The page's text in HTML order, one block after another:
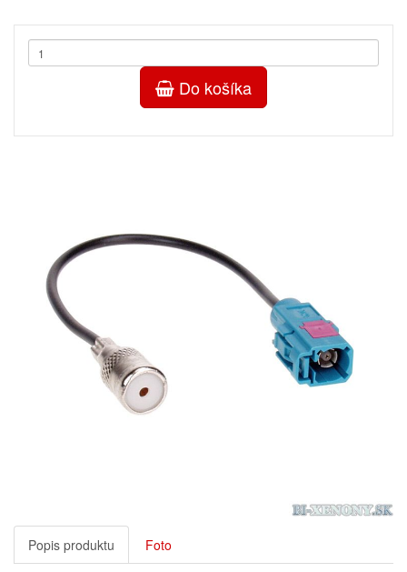
Do košíka
Popis produktu Foto